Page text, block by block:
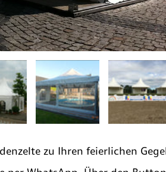
zu Ihren feierlichen